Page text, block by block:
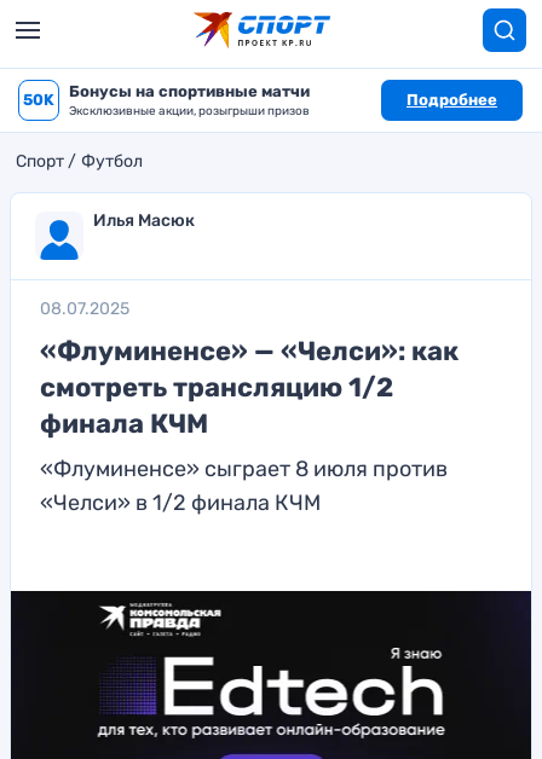
50K Бонусы на спортивные матчи
Эксклюзивные акции, розыгрыши призов
Подробнее
Спорт Футбол
Илья Масюк
08.07.2025
«Флуминенсе» — «Челси»: как
смотреть трансляцию 1/2
финала КЧМ
«Флуминенсе» сыграет 8 июля против
«Челси» в 1/2 финала КЧМ